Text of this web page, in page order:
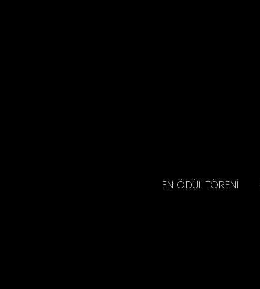
EN ÖDÜL TÖRENİ